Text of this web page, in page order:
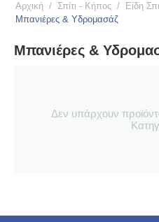
Αρχική / Σπίτι - Κήπος / Είδη
Μπανιέρες & Υδρομασάζ
Μπανιέρες &
Δεν υπάρχουν